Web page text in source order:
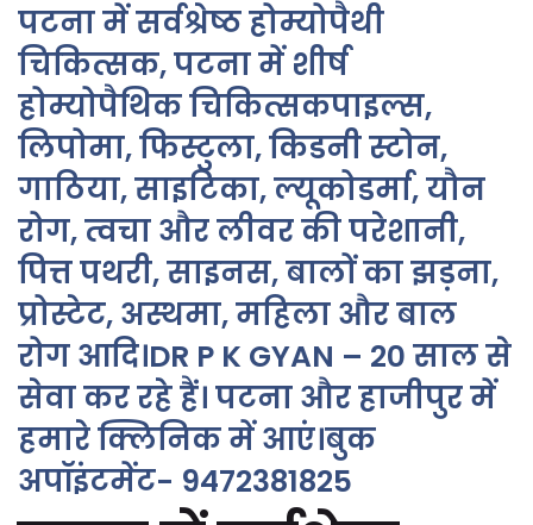
पटना में सर्वश्रेष्ठ होम्योपैथी
चिकित्सक, पटना में शीर्ष
होम्योपैथिक चिकित्सकपाइल्स,
लिपोमा, फिस्टुला, किडनी स्टोन,
गाठिया, साइटिका, ल्यूकोडर्मा, यौन
रोग, त्वचा और लीवर की परेशानी,
पित्त पथरी, साइनस, बालों का झड़ना,
प्रोस्टेट, अस्थमा, महिला और बाल
रोग आदि।DR P K GYAN – 20 साल से
सेवा कर रहे हैं। पटना और हाजीपुर में
हमारे क्लिनिक में आएं।बुक
अपॉइंटमेंट- 9472381825